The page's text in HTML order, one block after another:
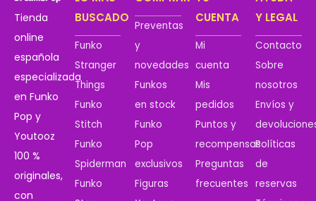
Tienda
online
española
especializada
en Funko
Pop y
Youtooz
100 %
originales,
con
BUSCADO
Funko
Stranger
Things
Funko
Stitch
Funko
Spiderman
Funko
Preventas
y
novedades
Funkos
en stock
Funko
Pop
exclusivos
Figuras
CUENTA
Mi
cuenta
Mis
pedidos
Puntos y
recompensas
Preguntas
frecuentes
Y LEGAL
Contacto
Sobre
nosotros
Envíos y
Políticas
de
reservas